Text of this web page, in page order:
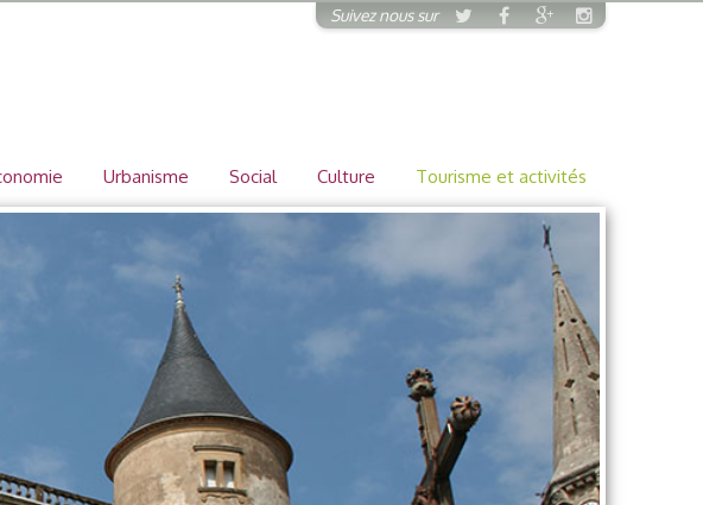
Suivez nous sur
Urbanisme Social Culture Tourisme et activités